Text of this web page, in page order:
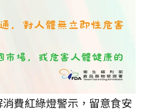
費紅綠燈警示，留意食安